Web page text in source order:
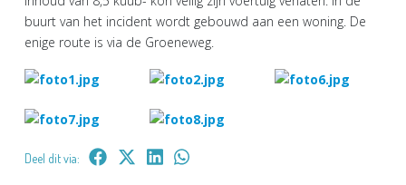
buurt van het incident wordt gebouwd aan een woning. De
enige route is via de Groeneweg.
Deel dit via: